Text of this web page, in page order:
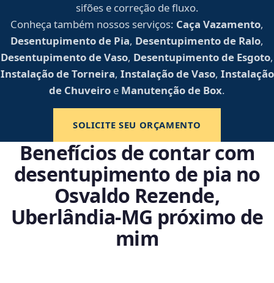
sifões e correção de fluxo.
Conheça também nossos serviços: Caça Vazamento,
Desentupimento de Pia, Desentupimento de Ralo,
Desentupimento de Vaso, Desentupimento de Esgoto,
Instalação de Torneira, Instalação de Vaso, Instalação
de Chuveiro e Manutenção de Box.
SOLICITE SEU ORÇAMENTO
Benefícios de contar com
desentupimento de pia no
Osvaldo Rezende,
Uberlândia‑MG próximo de
mim